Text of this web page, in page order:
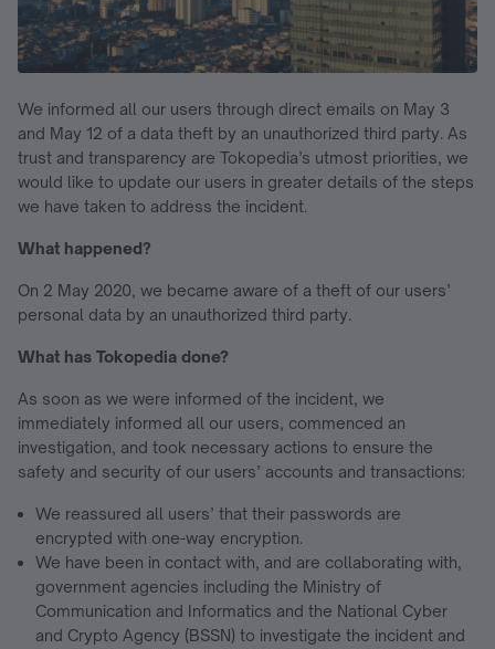
We informed all our users through direct emails on May 3
and May 12 of a data theft by an unauthorized third party. As
trust and transparency are Tokopedia’s utmost priorities, we
would like to update our users in greater details of the steps
we have taken to address the incident.
What happened?
On 2 May 2020, we became aware of a theft of our users’
personal data by an unauthorized third party.
What has Tokopedia done?
As soon as we were informed of the incident, we
immediately informed all our users, commenced an
investigation, and took necessary actions to ensure the
safety and security of our users’ accounts and transactions:
We reassured all users’ that their passwords are
encrypted with one-way encryption.
We have been in contact with, and are collaborating with,
government agencies including the Ministry of
Communication and Informatics and the National Cyber
and Crypto Agency (BSSN) to investigate the incident and